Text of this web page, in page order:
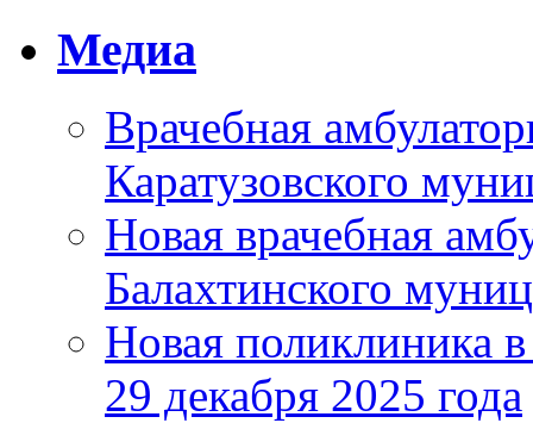
Медиа
Врачебная
Каратузовского
Новая врачебная
Балахтинского
Новая поликлиника
29 декабря 2025 года